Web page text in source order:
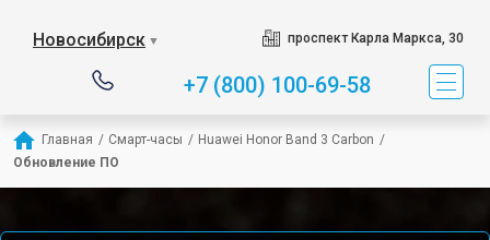
Новосибирск ▼ проспект Карла Маркса, 30
+7 (800) 100-69-58
Главная / Смарт-часы / Huawei Honor Band 3 Carbon /
Обновление ПО